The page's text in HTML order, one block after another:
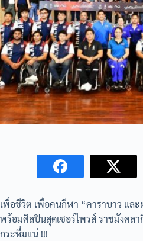
เพื่อชีวิต เพื่อคนกีฬา “คาราบาว และ
พร้อมศิลปินสุดเซอร์ไพรส์ ราชมังคล
กระหึ่มแน่ !!!